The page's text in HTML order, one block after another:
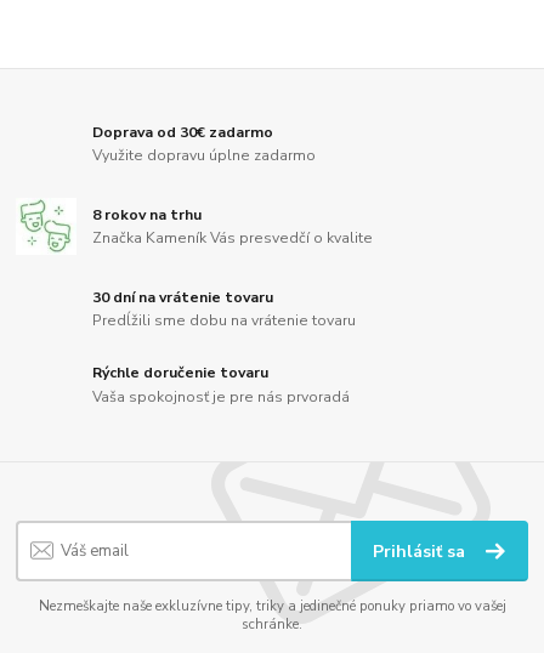
Doprava od 30€ zadarmo
Využite dopravu úplne zadarmo
8 rokov na trhu
Značka Kameník Vás presvedčí o kvalite
30 dní na vrátenie tovaru
Predĺžili sme dobu na vrátenie tovaru
Rýchle doručenie tovaru
Vaša spokojnosť je pre nás prvoradá
Prihlásiť sa
Nezmeškajte naše exkluzívne tipy, triky a jedinečné ponuky priamo vo vašej
schránke.